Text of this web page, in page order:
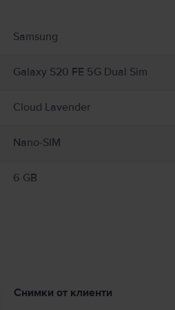
Samsung
Galaxy S20 FE 5G Dual Sim
Cloud Lavender
Nano-SIM
6 GB
Снимки от клиенти